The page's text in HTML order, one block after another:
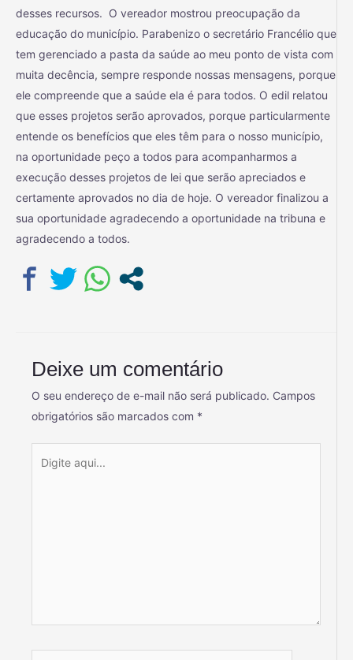
desses recursos. O vereador mostrou preocupação da
educação do município. Parabenizo o secretário Francélio que
tem gerenciado a pasta da saúde ao meu ponto de vista com
muita decência, sempre responde nossas mensagens, porque
ele compreende que a saúde ela é para todos. O edil relatou
que esses projetos serão aprovados, porque particularmente
entende os benefícios que eles têm para o nosso município,
na oportunidade peço a todos para acompanharmos a
execução desses projetos de lei que serão apreciados e
certamente aprovados no dia de hoje. O vereador finalizou a
sua oportunidade agradecendo a oportunidade na tribuna e
agradecendo a todos.
Deixe um comentário
O seu endereço de e-mail não será publicado. Campos
obrigatórios são marcados com *